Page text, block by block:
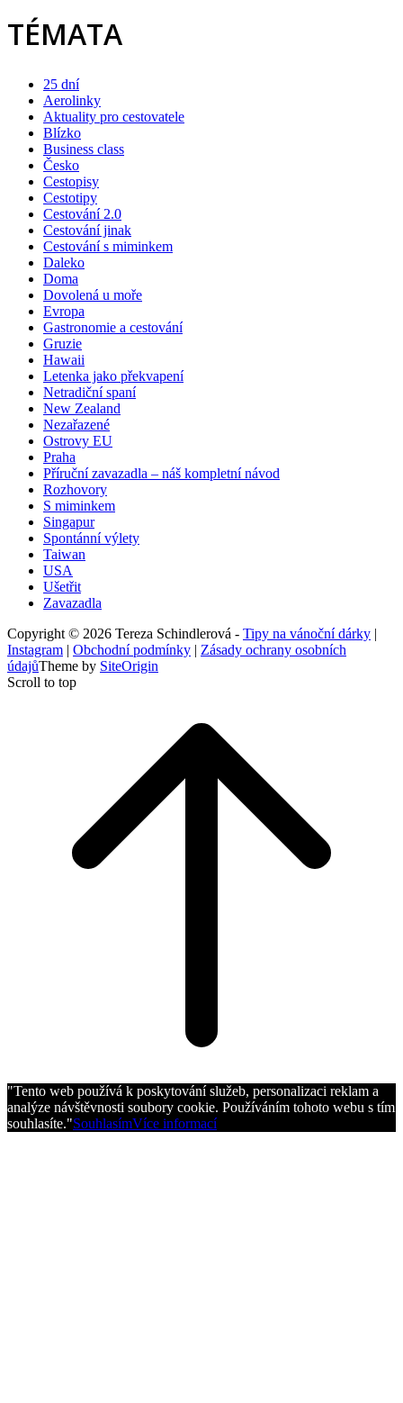
TÉMATA
25 dní
Aerolinky
Aktuality pro cestovatele
Blízko
Business class
Česko
Cestopisy
Cestotipy
Cestování 2.0
Cestování jinak
Cestování s miminkem
Daleko
Doma
Dovolená u moře
Evropa
Gastronomie a cestování
Gruzie
Hawaii
Letenka jako překvapení
Netradiční spaní
New Zealand
Nezařazené
Ostrovy EU
Praha
Příruční zavazadla – náš kompletní návod
Rozhovory
S miminkem
Singapur
Spontánní výlety
Taiwan
USA
Ušetřit
Zavazadla
Copyright © 2026 Tereza Schindlerová - Tipy na vánoční dárky |
Instagram | Obchodní podmínky | Zásady ochrany osobních
údajůTheme by SiteOrigin
Scroll to top
"Tento web používá k poskytování služeb, personalizaci reklam a
analýze návštěvnosti soubory cookie. Používáním tohoto webu s tím
souhlasíte."SouhlasímVíce informací